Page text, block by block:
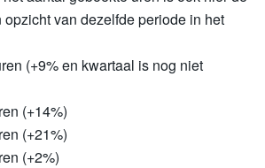
van dezelfde periode in het
(+9% en kwartaal is nog niet
(+14%)
(+21%)
(+2%)